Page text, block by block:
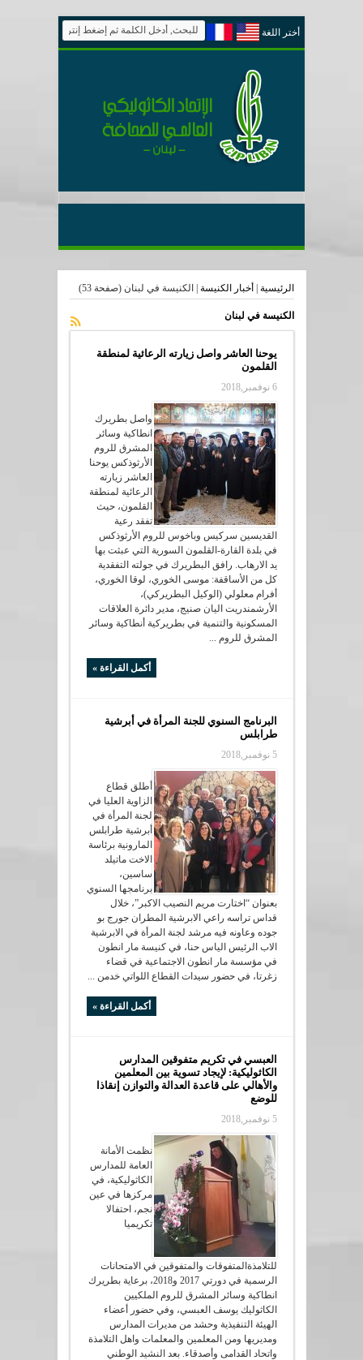
أختر اللغة
الرئيسية أخبار الكنيسة الكنيسة في لبنان (صفحة 53)
الكنيسة في لبنان
يوحنا العاشر واصل زيارته الرعائية لمنطقة
القلمون
6 نوفمبر,2018
واصل بطريرك
انطاكية وسائر
المشرق للروم
الأرثوذكس يوحنا
العاشر زيارته
الرعائية لمنطقة
القلمون، حيث
تفقد رعية
القديسين سركيس وباخوس للروم الأرثوذكس
في بلدة القارة-القلمون السورية التي عبثت بها
يد الارهاب. رافق البطريرك في جولته التفقدية
كل من الأساقفة: موسى الخوري، لوقا الخوري،
أفرام معلولي (الوكيل البطريركي)،
الأرشمندريت اليان صنيج، مدير دائرة العلاقات
المسكونية والتنمية في بطريركية أنطاكية وسائر
المشرق للروم ...
أكمل القراءة »
البرنامج السنوي للجنة المرأة في أبرشية
طرابلس
5 نوفمبر,2018
أطلق قطاع
الزاوية العليا في
لجنة المرأة في
أبرشية طرابلس
المارونية برئاسة
الاخت ماتيلد
ساسين،
برنامجها السنوي
بعنوان “اختارت مريم النصيب الاكبر”، خلال
قداس تراسه راعي الابرشية المطران جورج بو
جوده وعاونه فيه مرشد لجنة المرأة في الابرشية
الاب الرئيس الياس حنا، في كنيسة مار انطون
في مؤسسة مار انطون الاجتماعية في قضاء
زغرتا، في حضور سيدات القطاع اللواتي خدمن ...
أكمل القراءة »
العبسي في تكريم متفوقين المدارس
الكاثوليكية: لإيجاد تسوية بين المعلمين
والأهالي على قاعدة العدالة والتوازن إنقاذا
للوضع
5 نوفمبر,2018
نظمت الأمانة
العامة للمدارس
الكاثوليكية، في
مركزها في عين
نجم، احتفالا
تكريميا
للتلامذةالمتفوقات والمتفوقين في الامتحانات
الرسمية في دورتي 2017 و2018، برعاية بطريرك
انطاكية وسائر المشرق للروم الملكيين
الكاثوليك يوسف العبسي، وفي حضور أعضاء
الهيئة التنفيذية وحشد من مديرات المدارس
ومديريها ومن المعلمين والمعلمات واهل التلامذة
واتحاد القدامى وأصدقاء. بعد النشيد الوطني